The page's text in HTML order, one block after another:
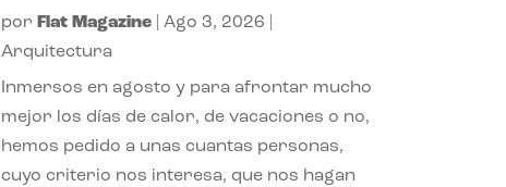
por Flat Magazine| Ago 3, 2026
Arquitectura
Inmersos en agosto y para afrontar mucho
mejor los días de calor, de vacaciones o no,
hemos pedido a unas cuantas personas,
cuyo criterio nos interesa, que nos hagan